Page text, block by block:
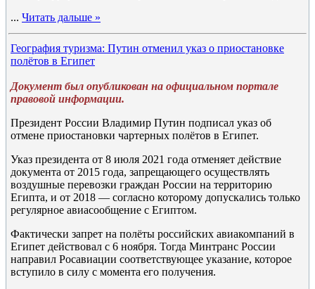
... Читать дальше »
География туризма: Путин отменил указ о приостановке
полётов в Египет
Документ был опубликован на официальном портале
правовой информации.
Президент России Владимир Путин подписал указ об
отмене приостановки чартерных полётов в Египет.
Указ президента от 8 июля 2021 года отменяет действие
документа от 2015 года, запрещающего осуществлять
воздушные перевозки граждан России на территорию
Египта, и от 2018 — согласно которому допускались только
регулярное авиасообщение с Египтом.
Фактически запрет на полёты российских авиакомпаний в
Египет действовал с 6 ноября. Тогда Минтранс России
направил Росавиации соответствующее указание, которое
вступило в силу с момента его получения.